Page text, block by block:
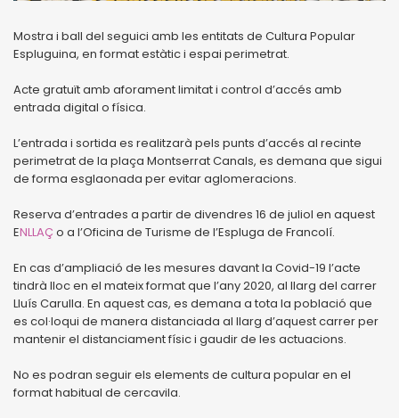
Mostra i ball del seguici amb les entitats de Cultura Popular
Espluguina, en format estàtic i espai perimetrat.
Acte gratuït amb aforament limitat i control d’accés amb
entrada digital o física.
L’entrada i sortida es realitzarà pels punts d’accés al recinte
perimetrat de la plaça Montserrat Canals, es demana que sigui
de forma esglaonada per evitar aglomeracions.
Reserva d’entrades a partir de divendres 16 de juliol en aquest
ENLLAÇ o a l’Oficina de Turisme de l’Espluga de Francolí.
En cas d’ampliació de les mesures davant la Covid-19 l’acte
tindrà lloc en el mateix format que l’any 2020, al llarg del carrer
Lluís Carulla. En aquest cas, es demana a tota la població que
es col·loqui de manera distanciada al llarg d’aquest carrer per
mantenir el distanciament físic i gaudir de les actuacions.
No es podran seguir els elements de cultura popular en el
format habitual de cercavila.